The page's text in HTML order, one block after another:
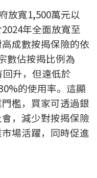
放寬1,500萬元以
年全面放寬至
成數按揭保險的依
數佔按揭比例為
升，但遠低於
的使用率。這顯
檻，買家可透過銀
，減少對按揭保險
場活躍，同時促進